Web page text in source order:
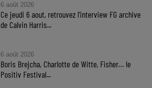
6 août 2026
Ce jeudi 6 aout, retrouvez l'interview FG archive
de Calvin Harris...
6 août 2026
Boris Brejcha, Charlotte de Witte, Fisher… le
Positiv Festival...